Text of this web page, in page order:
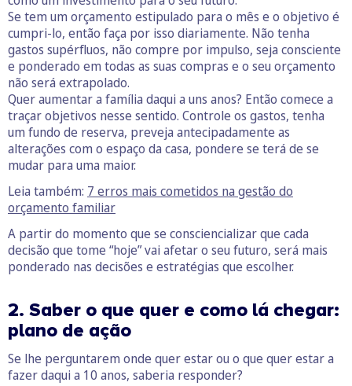
Se tem um orçamento estipulado para o mês e o objetivo é
cumpri-lo, então faça por isso diariamente. Não tenha
gastos supérfluos, não compre por impulso, seja consciente
e ponderado em todas as suas compras e o seu orçamento
não será extrapolado.
Quer aumentar a família daqui a uns anos? Então comece a
traçar objetivos nesse sentido. Controle os gastos, tenha
um fundo de reserva, preveja antecipadamente as
alterações com o espaço da casa, pondere se terá de se
mudar para uma maior.
Leia também: 7 erros mais cometidos na gestão do
orçamento familiar
A partir do momento que se consciencializar que cada
decisão que tome “hoje” vai afetar o seu futuro, será mais
ponderado nas decisões e estratégias que escolher.
2. Saber o que quer e como lá chegar:
plano de ação
Se lhe perguntarem onde quer estar ou o que quer estar a
fazer daqui a 10 anos, saberia responder?